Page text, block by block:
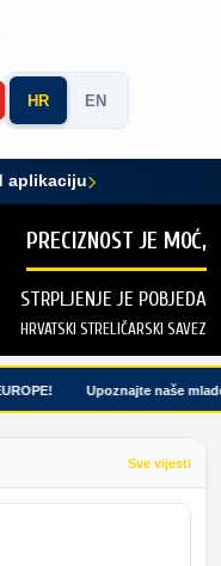
HR EN
aplikaciju
PRECIZNOST JE MOĆ,
STRPLJENJE JE POBJEDA
HRVATSKI STRELIČARSKI SAVEZ
Upoznajte naše
Sve vijesti